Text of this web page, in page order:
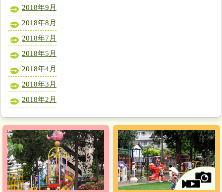
2018年9月
2018年8月
2018年7月
2018年5月
2018年4月
2018年3月
2018年2月